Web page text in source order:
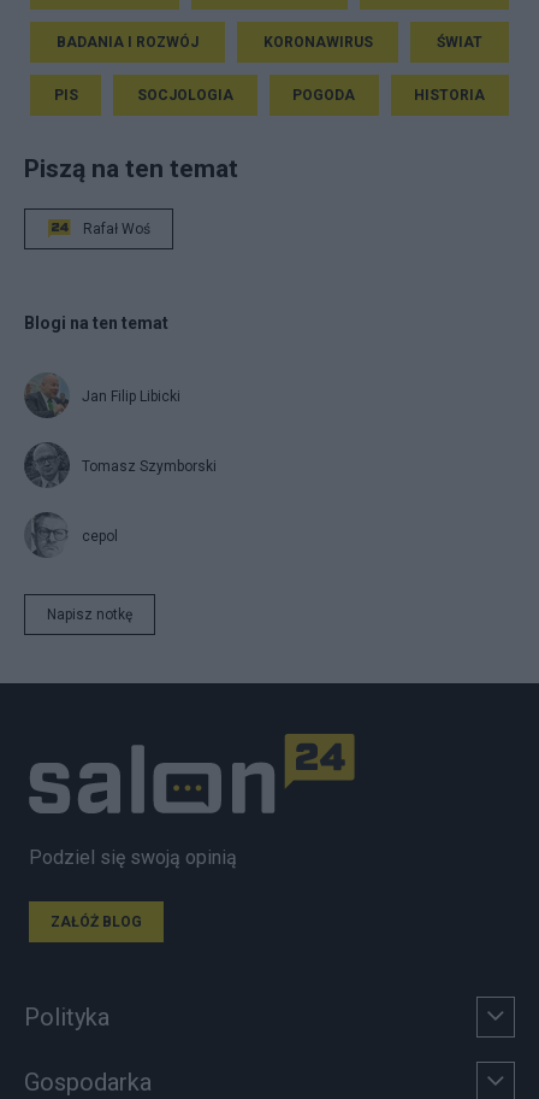
BADANIA I ROZWÓJ KORONAWIRUS ŚWIAT
PIS SOCJOLOGIA POGODA HISTORIA
Piszą na ten temat
Rafał Woś
Blogi na ten temat
Jan Filip Libicki
Tomasz Szymborski
cepol
Napisz notkę
Podziel się swoją opinią
ZAŁÓŻ BLOG
Polityka
Gospodarka